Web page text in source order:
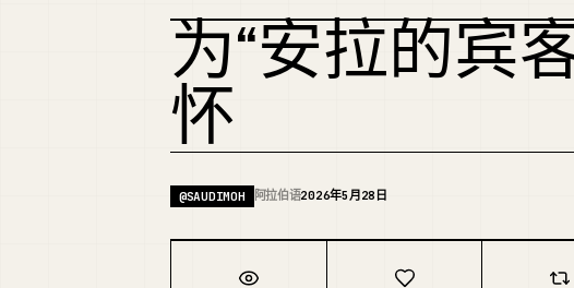
为“安拉的宾
怀
@SAUDIMOH 阿拉伯语2026年5月28日